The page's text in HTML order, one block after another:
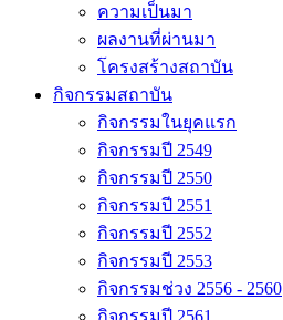
ความเป็นมา
ผลงานที่ผ่านมา
โครงสร้างสถาบัน
กิจกรรมสถาบัน
กิจกรรมในยุคแรก
กิจกรรมปี 2549
กิจกรรมปี 2550
กิจกรรมปี 2551
กิจกรรมปี 2552
กิจกรรมปี 2553
กิจกรรมช่วง 2556 - 2560
กิจกรรมปี 2561